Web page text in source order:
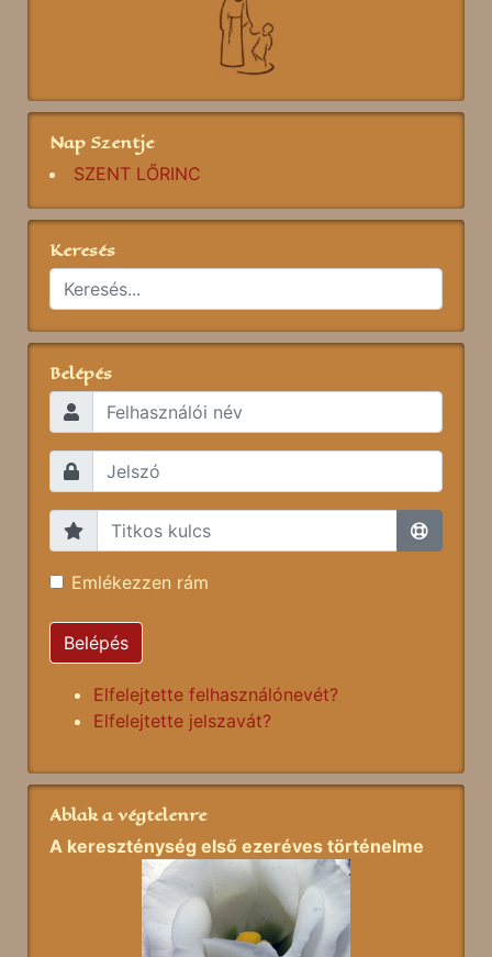
Nap Szentje
SZENT LŐRINC
Keresés
Belépés
Emlékezzen rám
Belépés
Elfelejtette felhasználónevét?
Elfelejtette jelszavát?
Ablak a végtelenre
A kereszténység első ezeréves történelme